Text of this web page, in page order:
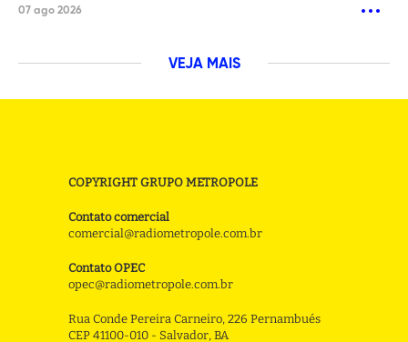
07 ago 2026
VEJA MAIS
COPYRIGHT GRUPO METROPOLE
Contato comercial
comercial@radiometropole.com.br
Contato OPEC
opec@radiometropole.com.br
Rua Conde Pereira Carneiro, 226 Pernambués
CEP 41100-010 - Salvador, BA